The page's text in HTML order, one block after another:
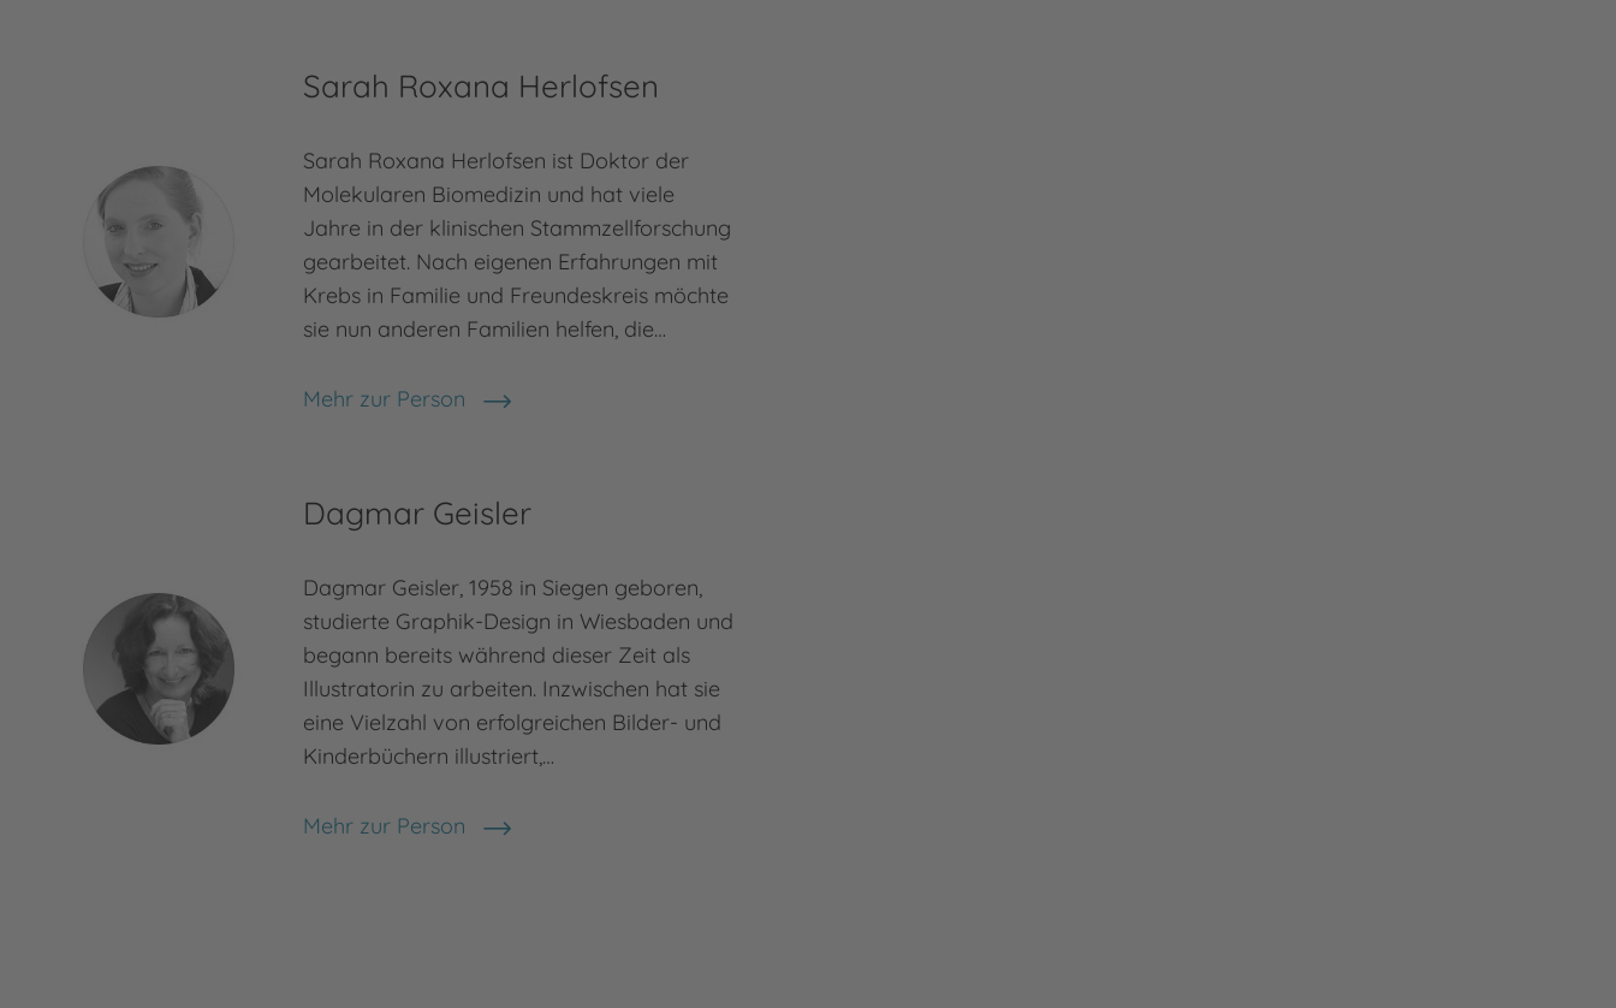
Sarah Roxana Herlofsen
Sarah Roxana Herlofsen ist Doktor der
Molekularen Biomedizin und hat viele
Jahre in der klinischen Stammzellforschung
gearbeitet. Nach eigenen Erfahrungen mit
Krebs in Familie und Freundeskreis möchte
sie nun anderen Familien helfen, die…
Mehr zur Person
Sarah Roxana Herlofsen
Dagmar Geisler
Dagmar Geisler, 1958 in Siegen geboren,
studierte Graphik-Design in Wiesbaden und
begann bereits während dieser Zeit als
Illustratorin zu arbeiten. Inzwischen hat sie
eine Vielzahl von erfolgreichen Bilder- und
Kinderbüchern illustriert,…
Mehr zur Person
Dagmar Geisler